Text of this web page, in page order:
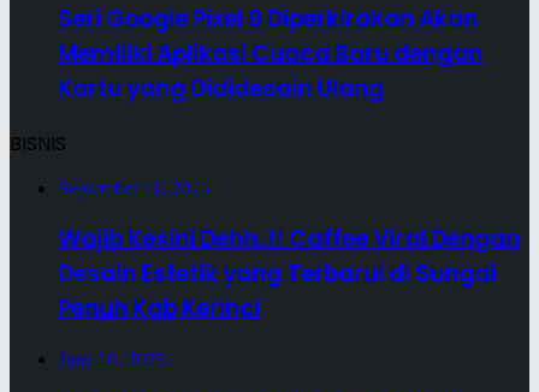
Seri Google Pixel 9 Diperkirakan Akan
Memiliki Aplikasi Cuaca Baru dengan
Kartu yang Dididesain Ulang
BISNIS
September 11, 2025
Wajib Kesini Dehh..!! Caffee Viral Dengan
Desain Estetik yang Terbarui di Sungai
Penuh Kab Kerinci
June 10, 2025